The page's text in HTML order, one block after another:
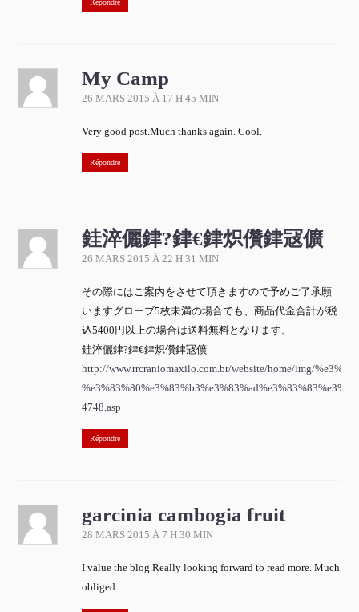
Répondre
My Camp
26 MARS 2015 À 17 H 45 MIN
Very good post.Much thanks again. Cool.
Répondre
銈淬儷銉?銉€銉炽儹銉冦儣
26 MARS 2015 À 22 H 31 MIN
その際にはご案内をさせて頂きますので予めご了承願
いますグローブ5枚未満の場合でも、商品代金合計が税
込5400円以上の場合は送料無料となります。
銈淬儷銉?銉€銉炽儹銉冦儣
http://www.rrcraniomaxilo.com.br/website/home/img/
4748.asp
Répondre
garcinia cambogia fruit
28 MARS 2015 À 7 H 30 MIN
I value the blog.Really looking forward to read more. Much
obliged.